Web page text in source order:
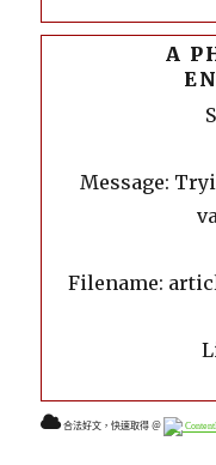
A
Message:
Filename:
合法好文，快速取得 ＠